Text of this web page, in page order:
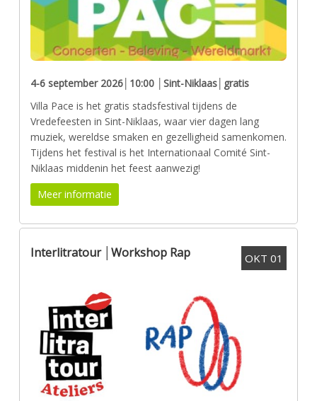
4-6 september 2026│10:00 │Sint-Niklaas│gratis
Villa Pace is het gratis stadsfestival tijdens de
Vredefeesten in Sint-Niklaas, waar vier dagen lang
muziek, wereldse smaken en gezelligheid samenkomen.
Tijdens het festival is het Internationaal Comité Sint-
Niklaas middenin het feest aanwezig!
Meer informatie
OKT 01
Interlitratour │Workshop Rap